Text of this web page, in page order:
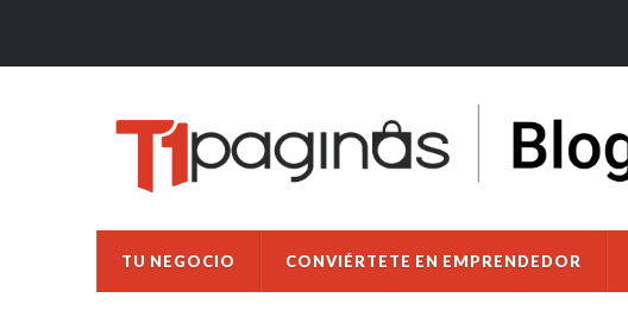
TU NEGOCIO CONVIÉRTETE EN EMPRENDEDOR